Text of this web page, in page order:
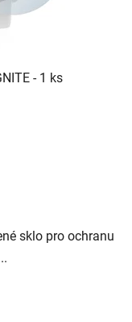
- 1 ks
sklo pro ochranu